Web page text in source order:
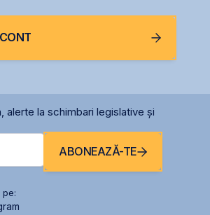
la schimbari legislative și
ABONEAZĂ-TE